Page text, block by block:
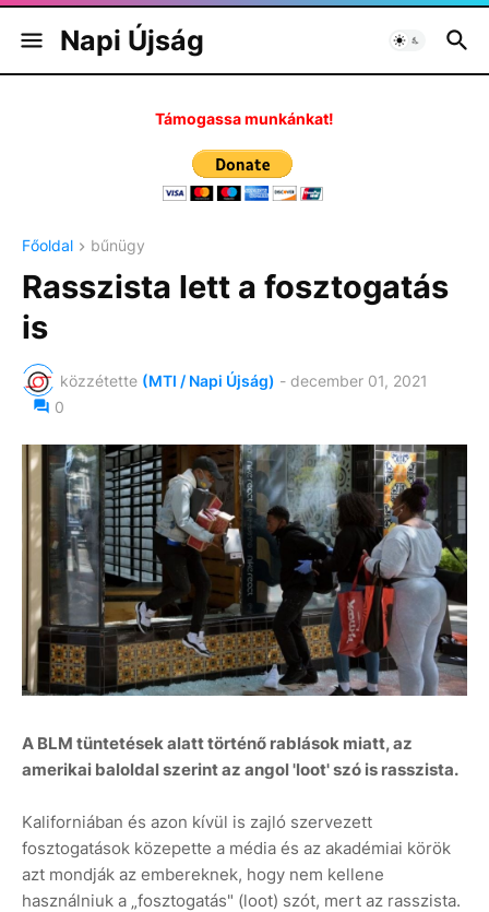
Napi Újság
Támogassa munkánkat!
Főoldal bűnügy
Rasszista lett a fosztogatás
is
közzétette (MTI / Napi Újság) - december 01, 2021
0
A BLM tüntetések alatt történő rablások miatt, az
amerikai baloldal szerint az angol 'loot' szó is rasszista.
Kaliforniában és azon kívül is zajló szervezett
fosztogatások közepette a média és az akadémiai körök
azt mondják az embereknek, hogy nem kellene
használniuk a „fosztogatás" (loot) szót, mert az rasszista.